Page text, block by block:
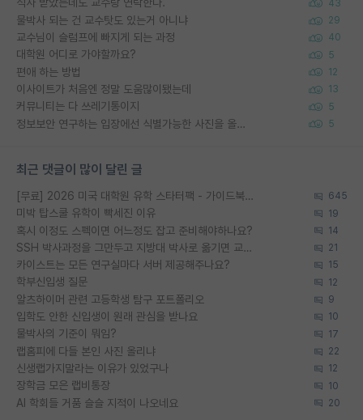
석사 받았는데도 교수랑 연락한다. 43
물박사 되는 건 교수탓도 있는거 아니냐 29
교수님이 슬럼프에 빠지게 되는 과정 40
대학원 어디로 가야할까요? 5
편애 하는 방법 12
이사이트가 처음엔 정말 도움많이됐는데 13
커뮤니티는 다 쓰레기통이지 5
정보보안 연구하는 입장에선 식별가능한 사진을 올리는건 비추이긴함 5
최근 댓글이 많이 달린 글
[무료] 2026 미국 대학원 유학 스타터팩 - 가이드북 & 합격자 컨택메일 템플릿 645
미박 탑스쿨 유학이 빡세진 이유 19
혹시 이정도 스펙이면 어느정도 잡고 준비해야하나요? 14
SSH 박사과정을 그만두고 지방대 박사로 옮기면 교수의 꿈은 끝일까요? 21
카이스트는 모든 연구실마다 서버 제공해주나요? 15
학부신입생 질문 12
알츠하이머 관련 고등학생 탐구 포트폴리오 9
입학도 안한 신입생이 원래 관심을 받나요 10
물박사의 기준이 뭐임? 17
랩홈피에 다들 본인 사진 올리냐 22
신생랩가지말라는 이유가 있었구나 12
장학금 모은 랩비통장 10
AI 학회들 거품 슬슬 지적이 나오네요 20